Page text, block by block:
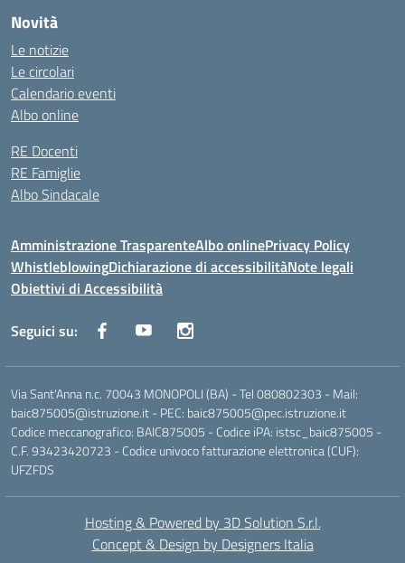
Novità
Le notizie
Le circolari
Calendario eventi
Albo online
RE Docenti
RE Famiglie
Albo Sindacale
Amministrazione TrasparenteAlbo onlinePrivacy Policy
WhistleblowingDichiarazione di accessibilitàNote legali
Obiettivi di Accessibilità
Seguici su:
Via Sant'Anna n.c. 70043 MONOPOLI (BA) - Tel 080802303 - Mail:
baic875005@istruzione.it - PEC: baic875005@pec.istruzione.it
Codice meccanografico: BAIC875005 - Codice iPA: istsc_baic875005 -
C.F. 93423420723 - Codice univoco fatturazione elettronica (CUF):
UFZFDS
Hosting & Powered by 3D Solution S.r.l.
Concept & Design by Designers Italia